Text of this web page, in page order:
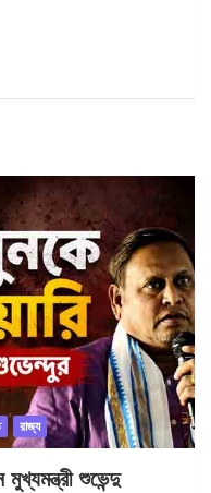
রাজ্য
মুখ্যমন্ত্রী শুভেন্দু